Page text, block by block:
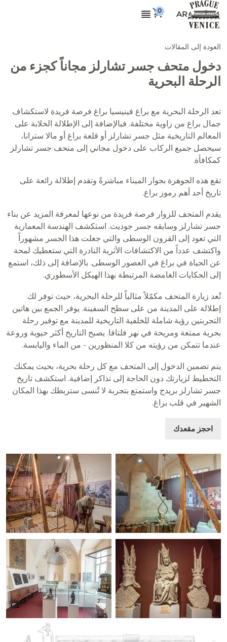
AR
العودة إلى المقالات
دخول متحف جسر تشارلز مجاناً كجزء من
الرحلة البحرية
تعد الرحلة البحرية مع براغ فينيسيا براغ فرصة فريدة لاستكشاف
جمال براغ من زاوية مختلفة. فبالإضافة إلى الإطلالة الخلابة على
المعالم التاريخية مثل جسر تشارلز أو قلعة براغ أو مالا سترانا،
سيحصل جميع الركاب على دخول مجاني إلى متحف جسر تشارلز
كمكافأة.
تقع هذه الجوهرة بجوار الميناء مباشرةً وتقدم إطلالة رائعة على
تاريخ أحد أهم رموز براغ.
يقدم المتحف للزوار فرصة فريدة من نوعها لمعرفة المزيد عن بناء
جسر تشارلز وسابقه جسر جوديث. استكشف الهندسة المعمارية
التي تعود إلى القرون الوسطى والتي جعلت هذا الجسر مشهوراً
واكتشف عدداً من الاكتشافات الأثرية النادرة التي ستعطيك لمحة
عن الحياة في براغ في العصور الوسطى. بالإضافة إلى ذلك، استمع
إلى الحكايات الغامضة المرتبطة بهذا الهيكل الأسطوري.
تُعد زيارة المتحف مكمّلاً مثالياً للرحلة البحرية، حيث توفر لك
إطلالة على المدينة من على سطح السفينة. يوفر الجمع بين هاتين
التجربتين رؤية شاملة للخلفية التاريخية للمدينة مع توفير رحلة
بحرية ممتعة ومريحة في نهر فلتافا. يصبح التاريخ أكثر حيوية وروعة
عندما تتمكن من رؤيته من كلا المنظورين - من الماء واليابسة.
يتم تضمين الدخول إلى المتحف مع كل رحلة بحرية، بحيث يمكنك
التخطيط لزيارتك دون الحاجة إلى تذاكر إضافية. استكشف تاريخ
جسر تشارلز بريدج واستمتع بتجربة لا تُنسى ستربطك بهذا المكان
الشهير في قلب براغ.
احجز مقعدك